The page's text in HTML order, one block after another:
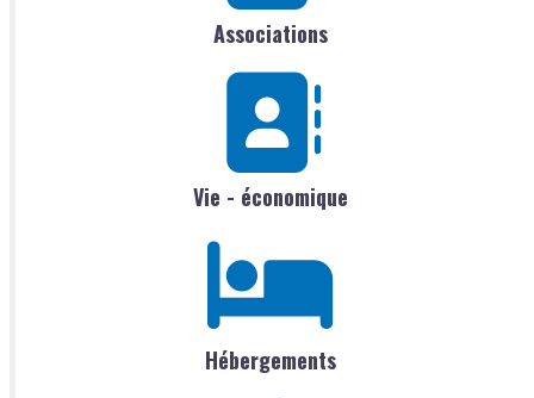
Associations
Vie - économique
Hébergements